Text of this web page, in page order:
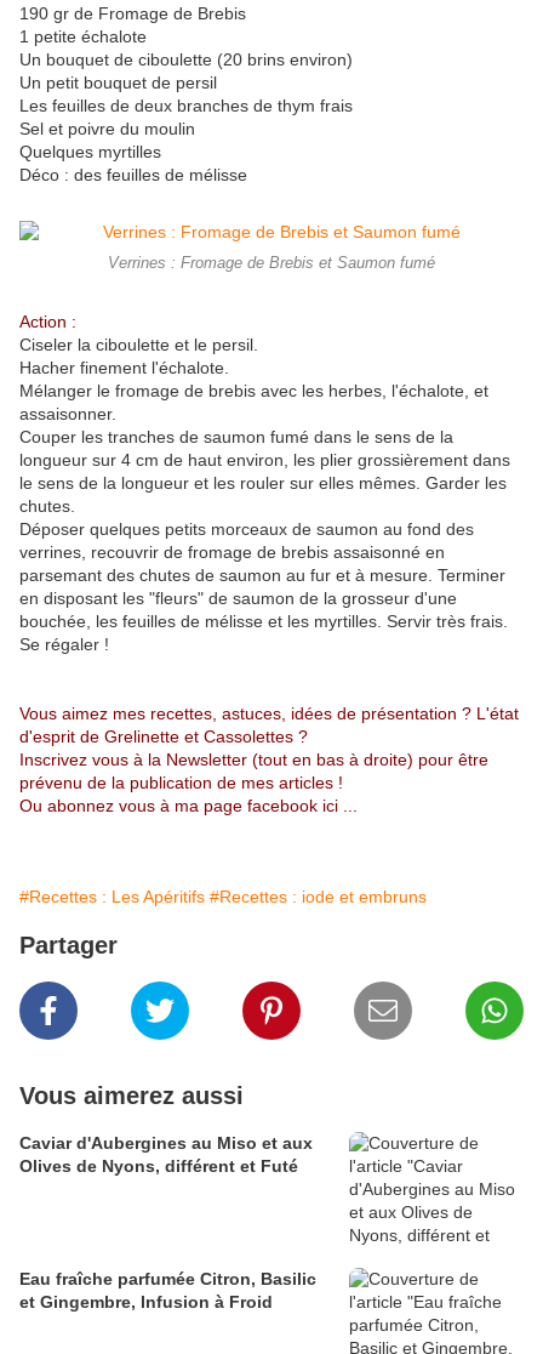
190 gr de Fromage de Brebis
1 petite échalote
Un bouquet de ciboulette (20 brins environ)
Un petit bouquet de persil
Les feuilles de deux branches de thym frais
Sel et poivre du moulin
Quelques myrtilles
Déco : des feuilles de mélisse
Verrines : Fromage de Brebis et Saumon fumé
Action :
Ciseler la ciboulette et le persil.
Hacher finement l'échalote.
Mélanger le fromage de brebis avec les herbes, l'échalote, et
assaisonner.
Couper les tranches de saumon fumé dans le sens de la
longueur sur 4 cm de haut environ, les plier grossièrement dans
le sens de la longueur et les rouler sur elles mêmes. Garder les
chutes.
Déposer quelques petits morceaux de saumon au fond des
verrines, recouvrir de fromage de brebis assaisonné en
parsemant des chutes de saumon au fur et à mesure. Terminer
en disposant les "fleurs" de saumon de la grosseur d'une
bouchée, les feuilles de mélisse et les myrtilles. Servir très frais.
Se régaler !
Vous aimez mes recettes, astuces, idées de présentation ? L'état
d'esprit de Grelinette et Cassolettes ?
Inscrivez vous à la Newsletter (tout en bas à droite) pour être
prévenu de la publication de mes articles !
Ou abonnez vous à ma page facebook ici
#Recettes : Les Apéritifs #Recettes : iode et embruns
Partager
Vous aimerez aussi
Caviar d'Aubergines au Miso et aux
Olives de Nyons, différent et Futé
Eau fraîche parfumée Citron, Basilic
et Gingembre, Infusion à Froid